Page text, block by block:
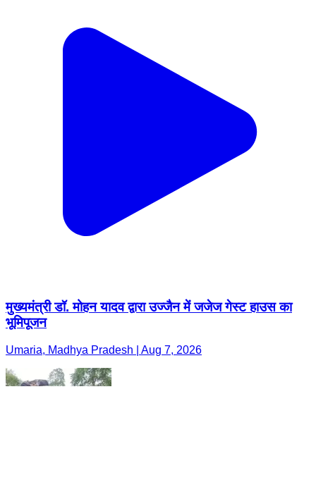
मुख्यमंत्री डॉ. मोहन यादव द्वारा उज्जैन में जजेज गेस्ट हाउस का
भूमिपूजन
Umaria, Madhya Pradesh | Aug 7, 2026